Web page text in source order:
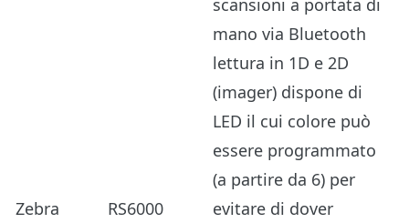
Zebra RS6000
scansioni a portata di
mano via Bluetooth
lettura in 1D e 2D
(imager) dispone di
LED il cui colore può
essere programmato
(a partire da 6) per
evitare di dover